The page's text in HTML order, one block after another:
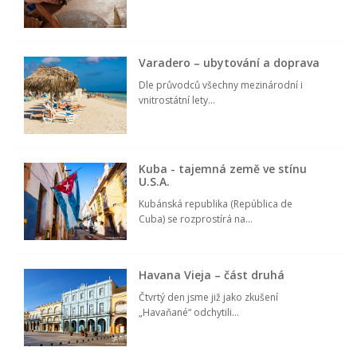
Varadero – ubytování a doprava
Dle průvodců všechny mezinárodní i
vnitrostátní lety...
Kuba - tajemná země ve stínu
U.S.A.
Kubánská republika (República de
Cuba) se rozprostírá na...
Havana Vieja – část druhá
Čtvrtý den jsme již jako zkušení
„Havaňané“ odchytili...